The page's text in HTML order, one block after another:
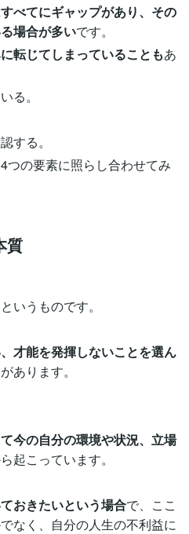
べてにギャップがあり、その
場合が多いです。
転じてしまっていることもあ
る。
する。
つの要素に照らし合わせてみ
質
いうものです。
才能を発揮しないことを選ん
あります。
今の自分の環境や状況、立場
起こっています。
おきたいという場合で、ここ
なく、自分の人生の不利益に